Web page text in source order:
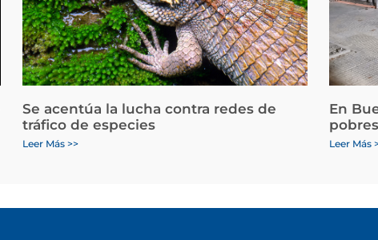
Se acentúa la lucha contra redes de
tráfico de especies
Leer Más >>
En
Leer Más